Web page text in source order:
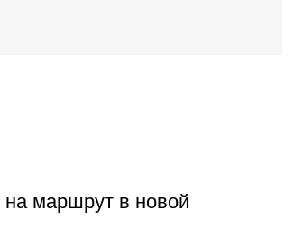
маршрут в новой